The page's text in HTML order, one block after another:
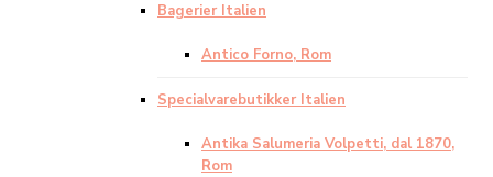
Bagerier Italien
Antico Forno, Rom
Specialvarebutikker Italien
Antika Salumeria Volpetti, dal 1870,
Rom